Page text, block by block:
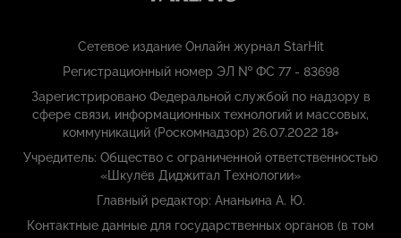
Сетевое издание Онлайн журнал StarHit
Регистрационный номер ЭЛ № ФС 77 - 83698
Зарегистрировано Федеральной службой по надзору в
сфере связи, информационных технологий и массовых,
коммуникаций (Роскомнадзор) 26.07.2022 18+
Учредитель: Общество с ограниченной ответственностью
«Шкулёв Диджитал Технологии»
Главный редактор: Ананьина А. Ю.
Контактные данные для государственных органов (в том